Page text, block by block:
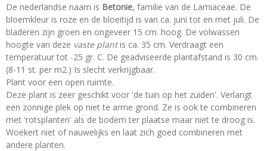
De nederlandse naam is Betonie, familie van de Lamiaceae. De
bloemkleur is roze en de bloeitijd is van ca. juni tot en met juli. De
bladeren zijn groen en ongeveer 15 cm. hoog. De volwassen
hoogte van deze vaste plantis ca. 35 cm. Verdraagt een
temperatuur tot -25 gr. C. De geadviseerde plantafstand is 30 cm.
(8-11 st. per m2.) Is slecht verkrijgbaar.
Plant voor een open ruimte.
Deze plant is zeer geschikt voor 'de tuin op het zuiden'. Verlangt
een zonnige plek op niet te arme grond. Ze is ook te combineren
met 'rotsplanten' als de bodem ter plaatse maar niet te droog is.
Woekert niet of nauwelijks en laat zich goed combineren met
andere planten.